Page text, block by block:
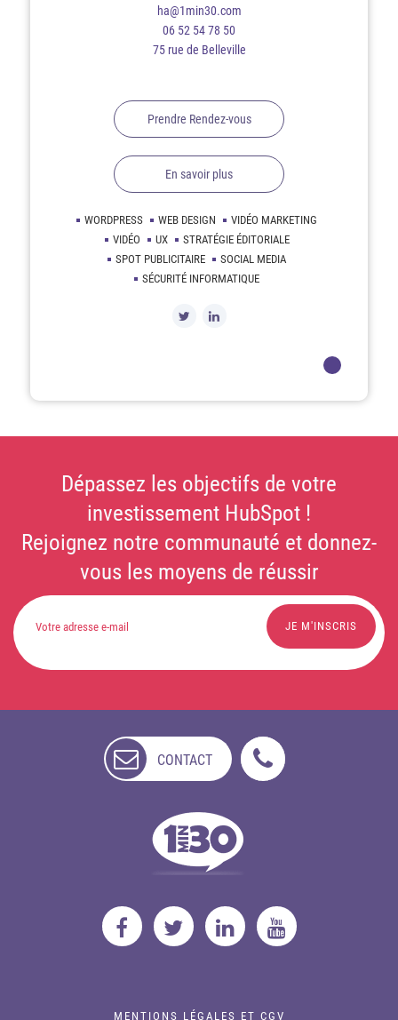
ha@1min30.com
06 52 54 78 50
75 rue de Belleville
Prendre Rendez-vous
En savoir plus
WORDPRESS WEB DESIGN
VIDÉO MARKETING
VIDÉO
UX
STRATÉGIE ÉDITORIALE
SPOT PUBLICITAIRE
SOCIAL MEDIA
SÉCURITÉ INFORMATIQUE
Dépassez les objectifs de votre
investissement HubSpot !
Rejoignez notre communauté et donnez-
vous les moyens de réussir
CONTACT
DISPONIBLE
MENTIONS LÉGALES ET CGV